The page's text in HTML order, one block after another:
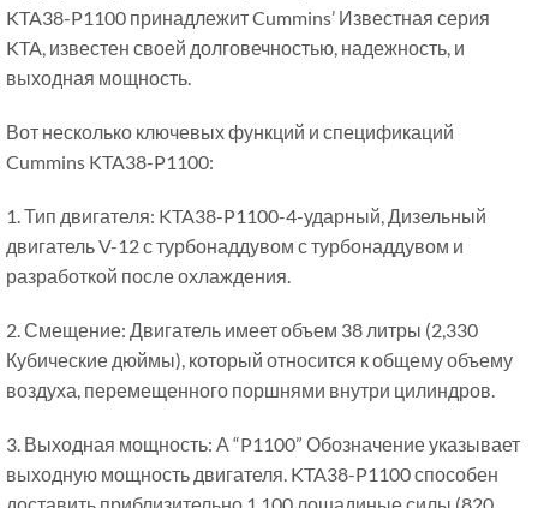
KTA38-P1100 принадлежит Cummins’ Известная серия
KTA, известен своей долговечностью, надежность, и
выходная мощность.
Вот несколько ключевых функций и спецификаций
Cummins KTA38-P1100:
1. Тип двигателя: KTA38-P1100-4-ударный, Дизельный
двигатель V-12 с турбонаддувом с турбонаддувом и
разработкой после охлаждения.
2. Смещение: Двигатель имеет объем 38 литры (2,330
Кубические дюймы), который относится к общему объему
воздуха, перемещенного поршнями внутри цилиндров.
3. Выходная мощность: А “P1100” Обозначение указывает
выходную мощность двигателя. KTA38-P1100 способен
доставить приблизительно 1,100 лошадиные силы (820